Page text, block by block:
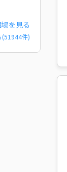
を見る
(51944件)